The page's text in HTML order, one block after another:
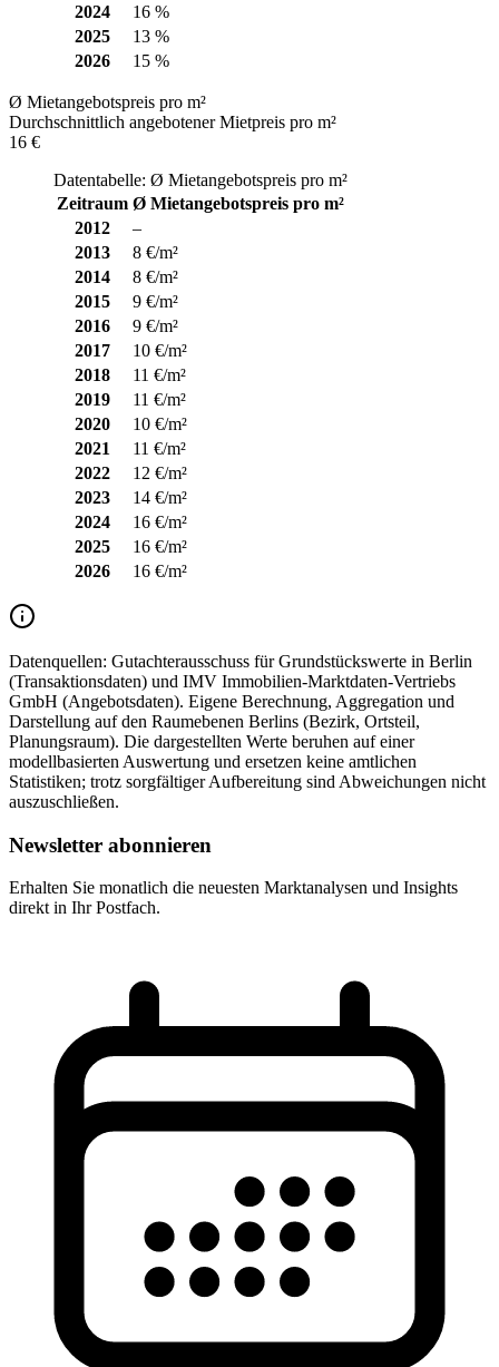
2024
16 %
2025
13 %
2026
15 %
Ø Mietangebotspreis pro m²
Durchschnittlich angebotener Mietpreis pro m²
16 €
Datentabelle: Ø Mietangebotspreis pro m²
Zeitraum Ø Mietangebotspreis pro m²
2012
–
2013
8 €/m²
2014
8 €/m²
2015
9 €/m²
2016
9 €/m²
2017
10 €/m²
2018
11 €/m²
2019
11 €/m²
2020
10 €/m²
2021
11 €/m²
2022
12 €/m²
2023
14 €/m²
2024
16 €/m²
2025
16 €/m²
2026
16 €/m²
Datenquellen: Gutachterausschuss für Grundstückswerte in Berlin
(Transaktionsdaten) und IMV Immobilien-Marktdaten-Vertriebs
GmbH (Angebotsdaten). Eigene Berechnung, Aggregation und
Darstellung auf den Raumebenen Berlins (Bezirk, Ortsteil,
Planungsraum). Die dargestellten Werte beruhen auf einer
modellbasierten Auswertung und ersetzen keine amtlichen
Statistiken; trotz sorgfältiger Aufbereitung sind Abweichungen nicht
auszuschließen.
Newsletter abonnieren
Erhalten Sie monatlich die neuesten Marktanalysen und Insights
direkt in Ihr Postfach.